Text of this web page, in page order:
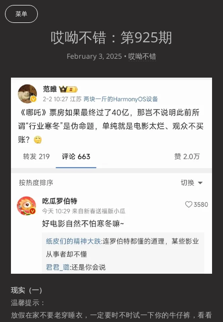
菜单
哎呦不错：第925期
February 3, 2025 • 哎呦不错
现实（一）
温馨提示：
放假在家不要老穿睡衣，一定要时不时试一下你的牛仔裤，看看